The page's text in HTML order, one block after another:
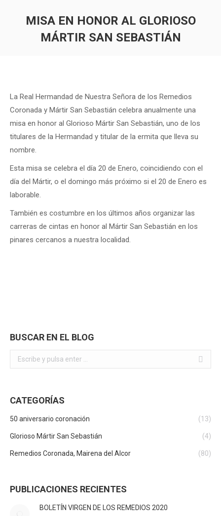
MISA EN HONOR AL GLORIOSO
MÁRTIR SAN SEBASTIÁN
La Real Hermandad de Nuestra Señora de los Remedios
Coronada y Mártir San Sebastián celebra anualmente una
misa en honor al Glorioso Mártir San Sebastián, uno de los
titulares de la Hermandad y titular de la ermita que lleva su
nombre.
Esta misa se celebra el día 20 de Enero, coincidiendo con el
día del Mártir, o el domingo más próximo si el 20 de Enero es
laborable.
También es costumbre en los últimos años organizar las
carreras de cintas en honor al Mártir San Sebastián en los
pinares cercanos a nuestra localidad.
BUSCAR EN EL BLOG
Buscar:
CATEGORÍAS
50 aniversario coronación (13)
Glorioso Mártir San Sebastián (4)
Remedios Coronada, Mairena del Alcor (80)
PUBLICACIONES RECIENTES
BOLETÍN VIRGEN DE LOS REMEDIOS 2020